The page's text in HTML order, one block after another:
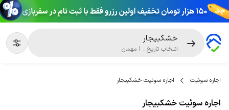
خشکبیجار
انتخاب تاریخ .
1 مهمان
اجاره سوئیت اجاره سوئیت خشکبیجار
اجاره سوئیت خشکبیجار